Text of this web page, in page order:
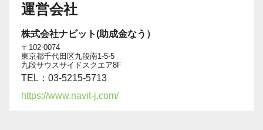
運営会社
株式会社ナビット(助成金なう）
〒102-0074
東京都千代田区九段南1-5-5
九段サウスサイドスクエア8F
TEL：03-5215-5713
https://www.navit-j.com/